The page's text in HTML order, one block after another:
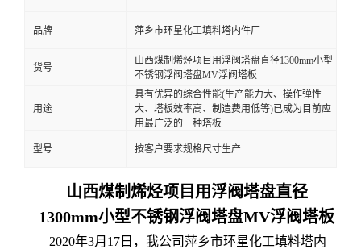
品牌 萍乡市环星化工填料塔内件厂
货号
山西煤制烯烃项目用浮阀塔盘直径1300mm小型
不锈钢浮阀塔盘MV浮阀塔板
用途
具有优异的综合性能(生产能力大、操作弹性
大、塔板效率高、制造费用低等)已成为目前应
用最广泛的一种塔板
型号 按客户要求规格尺寸生产
山西煤制烯烃项目用浮阀塔盘直径
1300mm小型不锈钢浮阀塔盘MV浮阀塔板
2020年3月17日，我公司萍乡市环星化工填料塔内